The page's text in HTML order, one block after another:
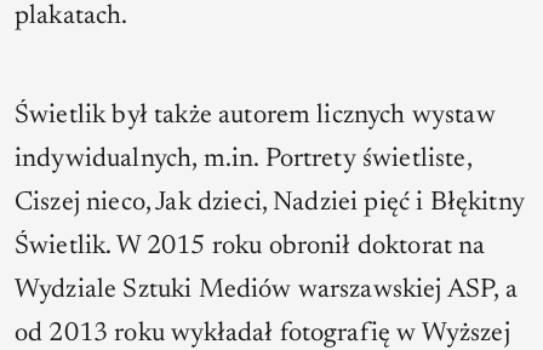
plakatach.
Świetlik był także autorem licznych wystaw
indywidualnych, m.in. Portrety świetliste,
Ciszej nieco, Jak dzieci, Nadziei pięć i Błękitny
Świetlik. W 2015 roku obronił doktorat na
Wydziale Sztuki Mediów warszawskiej ASP, a
od 2013 roku wykładał fotografię w Wyższej